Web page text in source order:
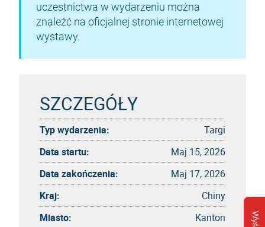
uczestnictwa w wydarzeniu można
znaleźć na oficjalnej stronie internetowej
wystawy.
SZCZEGÓŁY
Typ wydarzenia:
Targi
Data startu:
Maj 15, 2026
Data zakończenia:
Maj 17, 2026
Kraj:
Chiny
Miasto:
Kanton